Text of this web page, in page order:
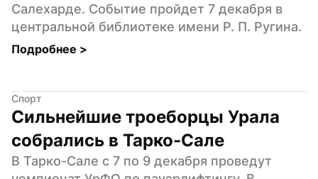
Салехарде. Событие пройдет 7 декабря в
центральной библиотеке имени Р. П. Ругина.
Подробнее >
Спорт
Сильнейшие троеборцы Урала
собрались в Тарко-Сале
В Тарко-Сале с 7 по 9 декабря проведут